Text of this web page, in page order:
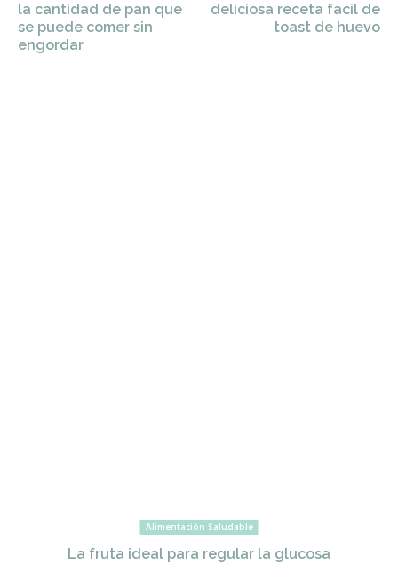
la cantidad de pan que
se puede comer sin
engordar
deliciosa receta fácil de
toast de huevo
Alimentación Saludable
La fruta ideal para regular la glucosa